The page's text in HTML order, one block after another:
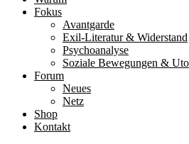
Fokus
Avantgarde
Exil-Literatur & Widerstand
Psychoanalyse
Soziale Bewegungen &
Forum
Neues
Netz
Shop
Kontakt